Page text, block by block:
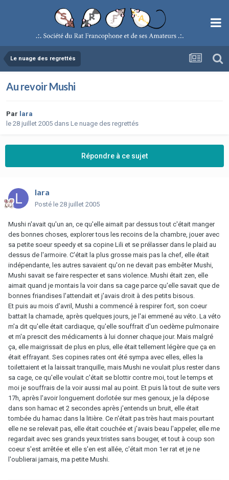
Le nuage des regrettés
Au revoir Mushi
Par lara
le 28 juillet 2005 dans Le nuage des regrettés
Répondre à ce sujet
lara
Posté le 28 juillet 2005
Mushi n'avait qu'un an, ce qu'elle aimait par dessus tout c'était manger
des bonnes choses, explorer tous les recoins de la chambre, jouer avec
sa petite soeur speedy et sa copine Lili et se prélasser dans le plaid au
dessus de l'armoire. C'était la plus grosse mais pas la chef, elle était
indépendante, les autres savaient qu'on ne devait pas embêter Mushi,
Mushi savait se faire respecter et sans violence. Mushi était zen, elle
aimait quand je montais la voir dans sa cage parce qu'elle savait que de
bonnes friandises l'attendait et j'avais droit à des petits bisous.
Et puis au mois d'avril, Mushi a commencé à respirer fort, son coeur
battait la chamade, après quelques jours, je l'ai emmené au véto. La véto
m'a dit qu'elle était cardiaque, qu'elle souffrait d'un oedème pulmonaire
et m'a prescit des médicaments à lui donner chaque jour. Mais malgré
ça, elle maigrissait de plus en plus, elle était tellement légère que ça en
était effrayant. Ses copines rates ont été sympa avec elles, elles la
toilettaient et la laissait tranquille, mais Mushi ne voulait plus rester dans
sa cage, ce qu'elle voulait c'était se blottir contre moi, tout le temps et
moi je souffrais de la voir aussi mal au point. Et puis là tout de suite vers
17h, après l'avoir longuement dorlotée sur mes genoux, je la dépose
dans son hamac et 2 secondes après j'entends un bruit, elle était
tombée du hamac dans la litière. Ce n'était pas très haut mais pourtant
elle ne se relevait pas, elle était couchée et j'avais beau l'appeler, elle me
regardait avec ses grands yeux tristes sans bouger, et tout à coup son
coeur s'est arrêtée et elle s'en est allée, c'était mon 1er rat et je ne
l'oublierai jamais, ma petite Mushi.